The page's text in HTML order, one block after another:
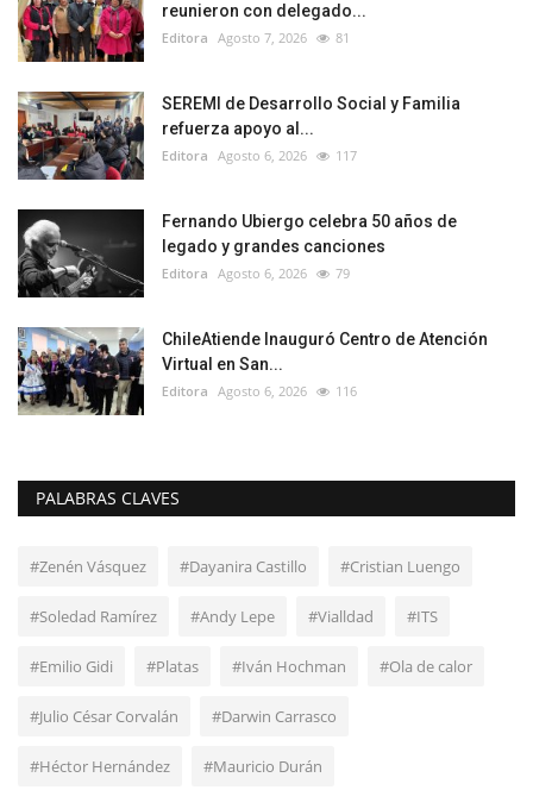
reunieron con delegado...
Editora Agosto 7, 2026 81
SEREMI de Desarrollo Social y Familia
refuerza apoyo al...
Editora Agosto 6, 2026 117
Fernando Ubiergo celebra 50 años de
legado y grandes canciones
Editora Agosto 6, 2026 79
ChileAtiende Inauguró Centro de Atención
Virtual en San...
Editora Agosto 6, 2026 116
PALABRAS CLAVES
#Zenén Vásquez #Dayanira Castillo #Cristian Luengo
#Soledad Ramírez #Andy Lepe #Vialldad #ITS
#Emilio Gidi #Platas #Iván Hochman #Ola de calor
#Julio César Corvalán #Darwin Carrasco
#Héctor Hernández #Mauricio Durán